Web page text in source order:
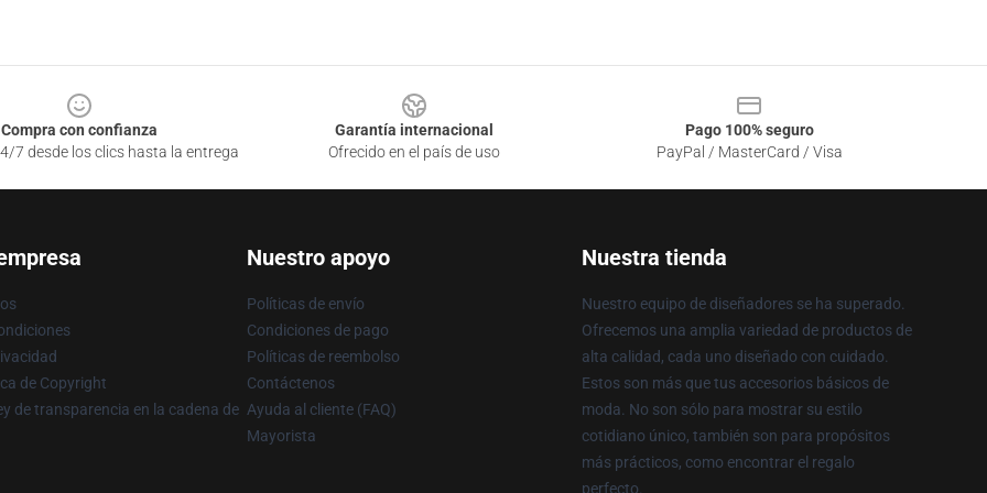
Compra con confianza
7 desde los clics hasta la entrega
Garantía internacional
Ofrecido en el país de uso
Pago 100% seguro
PayPal / MasterCard / Visa
de Copyright
de transparencia en la cadena de
Nuestro apoyo
Políticas de envío
Condiciones de pago
Políticas de reembolso
Contáctenos
Ayuda al cliente (FAQ)
Mayorista
Nuestra tienda
Nuestro equipo de diseñadores se ha superado.
Ofrecemos una amplia variedad de productos de
alta calidad, cada uno diseñado con cuidado.
Estos son más que tus accesorios básicos de
moda. No son sólo para mostrar su estilo
cotidiano único, también son para propósitos
más prácticos, como encontrar el regalo
perfecto.